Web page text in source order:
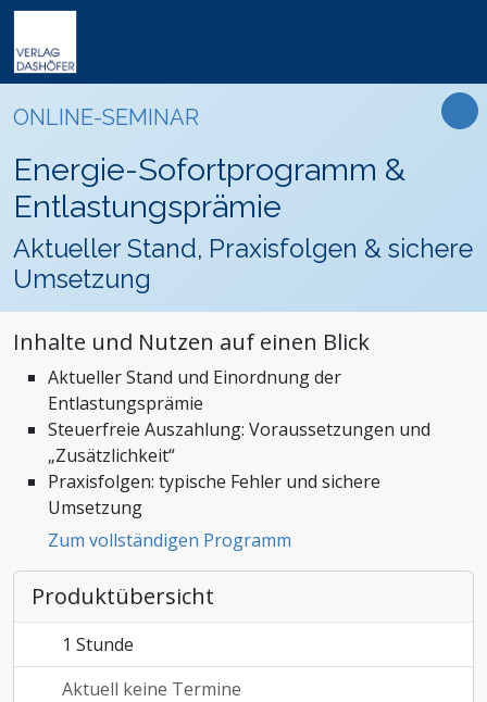
Online-Seminare
VideoCampus
Seminare
Tagungen
Inhouse
Fachbücher
Software
Wissensdatenbanken
Formulare
Arbeitsrecht
Bauwesen und Architektur
Betriebsrat und Arbeitnehmervertretung
Einkauf
Digitalisierung
Immobilien und Grundbesitz
Management und Unternehmensführung
Nachhaltigkeit
Personalmanagement und Entgeltabrechnung
Steuern, Finanzen und Controlling
Stiftungen und Non-Profit Organisationen
Zoll und Außenhandel
Newsletter
FAQ
Der Verlag
Das Team
Kontaktformular
Unsere Profis
Presse
Karriere
Online-Weiterbildung
Präsenz-Weiterbildung
Produkte
Themen
Dashöfer
ONLINE-SEMINAR
Energie-Sofortprogramm &
Entlastungsprämie
Aktueller Stand, Praxisfolgen & sichere
Umsetzung
Inhalte und Nutzen auf einen Blick
Aktueller Stand und Einordnung der
Entlastungsprämie
Steuerfreie Auszahlung: Voraussetzungen und
„Zusätzlichkeit“
Praxisfolgen: typische Fehler und sichere
Umsetzung
Zum vollständigen Programm
Produktübersicht
1 Stunde
Aktuell keine Termine